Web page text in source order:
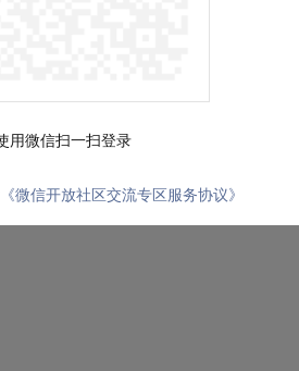
用微信扫一扫登录
《微信开放社区交流专区服务协议》